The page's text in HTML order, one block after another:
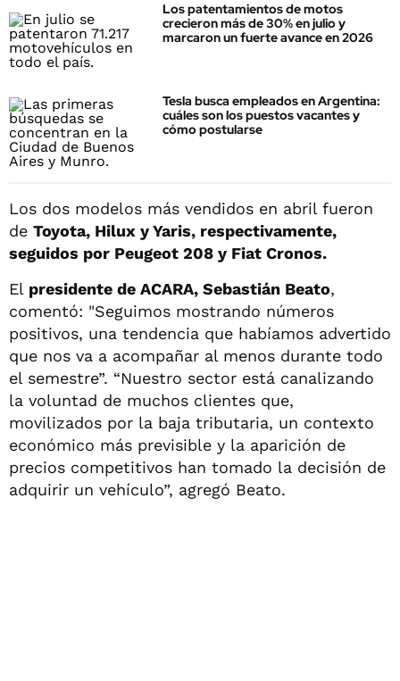
Los patentamientos de motos
crecieron más de 30% en julio y
marcaron un fuerte avance en 2026
Tesla busca empleados en Argentina:
cuáles son los puestos vacantes y
cómo postularse
Los dos modelos más vendidos en abril fueron
de Toyota, Hilux y Yaris, respectivamente,
seguidos por Peugeot 208 y Fiat Cronos.
El presidente de ACARA, Sebastián Beato,
comentó: "Seguimos mostrando números
positivos, una tendencia que habíamos advertido
que nos va a acompañar al menos durante todo
el semestre”. “Nuestro sector está canalizando
la voluntad de muchos clientes que,
movilizados por la baja tributaria, un contexto
económico más previsible y la aparición de
precios competitivos han tomado la decisión de
adquirir un vehículo”, agregó Beato.